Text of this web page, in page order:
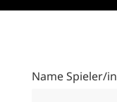
Name Spieler/in